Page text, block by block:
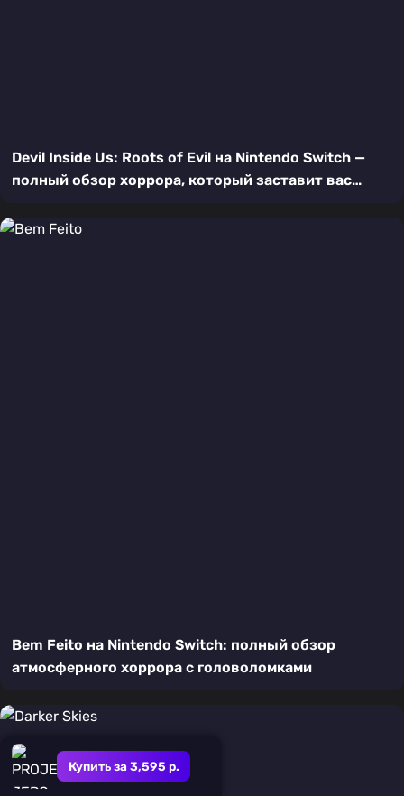
Купить за 3,595 р.
Devil Inside Us: Roots of Evil на Nintendo Switch —
полный обзор хоррора, который заставит вас
Bem Feito на Nintendo Switch: полный обзор
атмосферного хоррора с головоломками